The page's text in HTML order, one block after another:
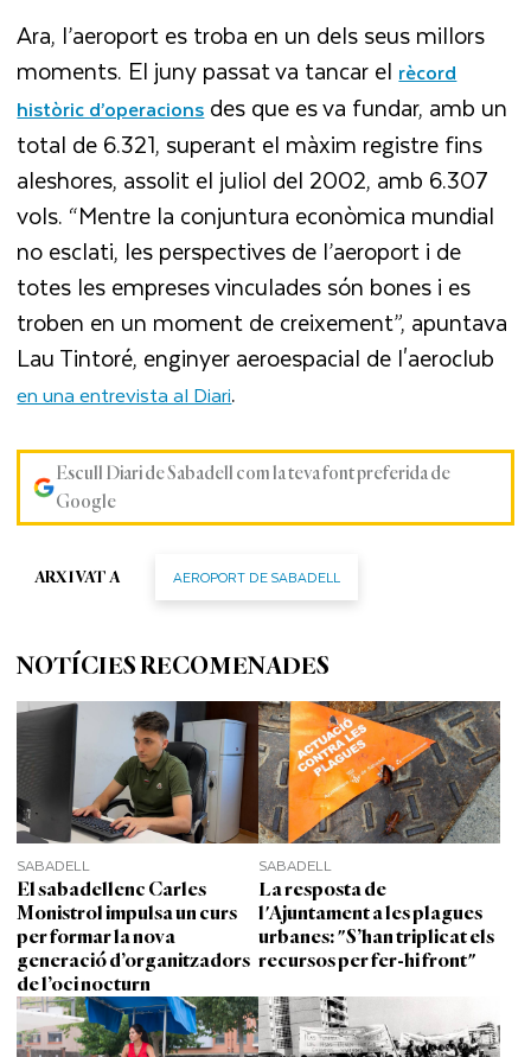
Ara, l’aeroport es troba en un dels seus millors
moments. El juny passat va tancar el rècord
històric d’operacions des que es va fundar, amb un
total de 6.321, superant el màxim registre fins
aleshores, assolit el juliol del 2002, amb 6.307
vols. “Mentre la conjuntura econòmica mundial
no esclati, les perspectives de l’aeroport i de
totes les empreses vinculades són bones i es
troben en un moment de creixement”, apuntava
Lau Tintoré, enginyer aeroespacial de l'aeroclub
en una entrevista al Diari.
Escull Diari de Sabadell com la teva font preferida de
Google
ARXIVAT A AEROPORT DE SABADELL
NOTÍCIES RECOMENADES
SABADELL
El sabadellenc Carles
Monistrol impulsa un curs
per formar la nova
generació d’organitzadors
de l’oci nocturn
SABADELL
La resposta de
l'Ajuntament a les plagues
urbanes: "S’han triplicat els
recursos per fer-hi front"